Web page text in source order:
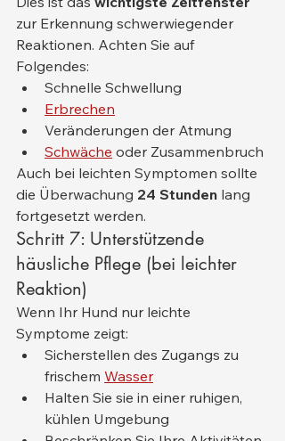
zur Erkennung schwerwiegender
Reaktionen. Achten Sie auf
Folgendes:
Schnelle Schwellung
Erbrechen
Veränderungen der Atmung
Schwäche oder Zusammenbruch
Auch bei leichten Symptomen sollte
die Überwachung 24 Stunden lang
fortgesetzt werden.
Schritt 7: Unterstützende
häusliche Pflege (bei leichter
Reaktion)
Wenn Ihr Hund nur leichte
Symptome zeigt:
Sicherstellen des Zugangs zu
frischem Wasser
Halten Sie sie in einer ruhigen,
kühlen Umgebung